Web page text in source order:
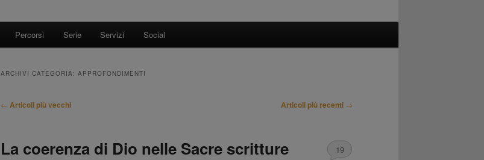
Percorsi Serie Servizi Social
ARCHIVI CATEGORIA: APPROFONDIMENTI
Navigazione
← Articoli più vecchi Articoli più recenti →
La coerenza di Dio nelle Sacre scritture 19